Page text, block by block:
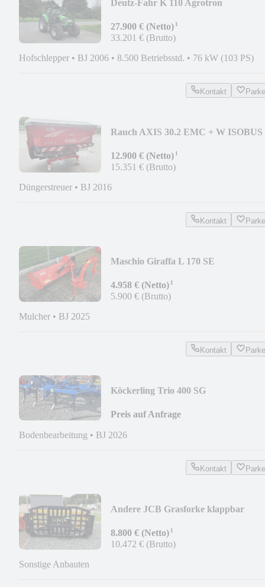
Deutz-Fahr K 110 Agrotron
27.900 € (Netto)¹
33.201 € (Brutto)
Hofschlepper • BJ 2006 • 8.500 Betriebsstd. • 76 kW (103 PS)
Kontakt
Rauch AXIS 30.2 EMC + W ISOBUS
12.900 € (Netto)¹
15.351 € (Brutto)
Düngerstreuer • BJ 2016
Kontakt
Maschio Giraffa L 170 SE
4.958 € (Netto)¹
5.900 € (Brutto)
Mulcher • BJ 2025
Kontakt
Köckerling Trio 400 SG
Preis auf Anfrage
Bodenbearbeitung • BJ 2026
Kontakt
Andere JCB Grasforke klappbar
8.800 € (Netto)¹
10.472 € (Brutto)
Sonstige Anbauten